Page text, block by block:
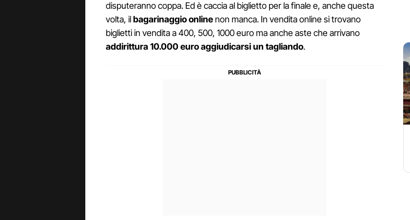
disputeranno coppa. Ed è caccia al biglietto per la finale e, anche questa
volta, ilbagarinaggio online non manca. In vendita online si trovano
biglietti in vendita a 400, 500, 1000 euro ma anche aste che arrivano
addirittura 10.000 euro aggiudicarsi un tagliando.